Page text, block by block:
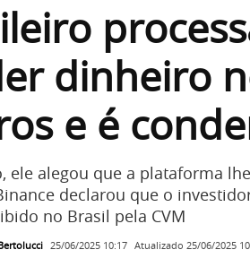
dinheiro
e é
ele alegou que a plataforma
declarou que o
no Brasil pela CVM
25/06/2025 10:17 Atualizado 25/06/2025